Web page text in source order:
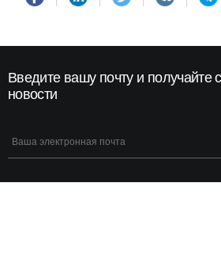
Введите вашу почту и получайте
новости